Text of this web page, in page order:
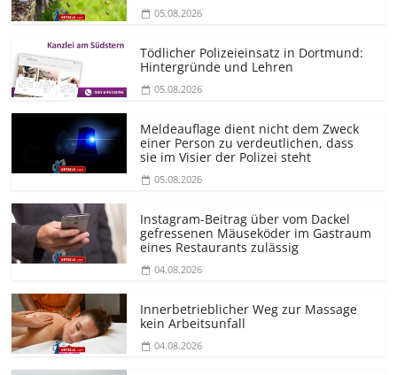
05.08.2026
Tödlicher Polizeieinsatz in Dortmund:
Hintergründe und Lehren
05.08.2026
Meldeauflage dient nicht dem Zweck
einer Person zu verdeutlichen, dass
sie im Visier der Polizei steht
05.08.2026
Instagram-Beitrag über vom Dackel
gefressenen Mäuseköder im Gastraum
eines Restaurants zulässig
04.08.2026
Innerbetrieblicher Weg zur Massage
kein Arbeitsunfall
04.08.2026